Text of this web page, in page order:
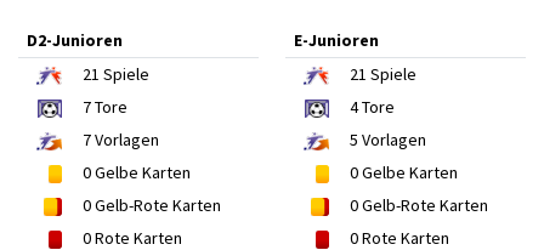
D2-Junioren
21 Spiele
7Tore
7Vorlagen
0Gelbe Karten
0Gelb-Rote Karten
0Rote Karten
E-Junioren
21 Spiele
4Tore
5 Vorlagen
0Gelbe Karten
0Gelb-Rote Karten
0Rote Karten